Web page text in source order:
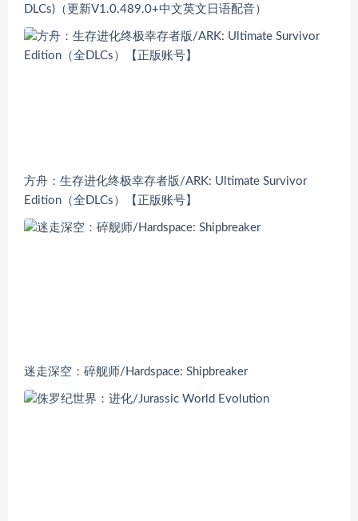
DLCs)（更新V1.0.489.0+中文英文日语配音）
方舟：生存进化终极幸存者版/ARK: Ultimate Survivor
Edition（全DLCs）【正版账号】
迷走深空：碎舰师/Hardspace: Shipbreaker